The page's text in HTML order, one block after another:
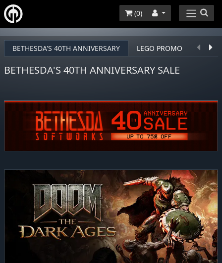
(0)
BETHESDA'S 40TH ANNIVERSARY LEGO PROMO TAKE-
BETHESDA'S 40TH ANNIVERSARY SALE